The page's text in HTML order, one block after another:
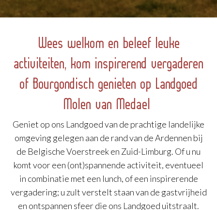
Wees welkom en beleef leuke
activiteiten, kom inspirerend vergaderen
of Bourgondisch genieten op Landgoed
Molen van Medael
Geniet op ons Landgoed van de prachtige landelijke
omgeving gelegen aan de rand van de Ardennen bij
de Belgische Voerstreek en Zuid-Limburg. Of u nu
komt voor een (ont)spannende activiteit, eventueel
in combinatie met een lunch, of een inspirerende
vergadering; u zult verstelt staan van de gastvrijheid
en ontspannen sfeer die ons Landgoed uitstraalt.